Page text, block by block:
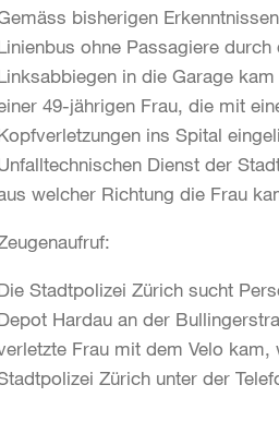
bisherigen
ohne Passagiere
in die Garage
49-jährigen Frau, die mit
ins Spital
Dienst der
welcher Richtung die Frau
Stadtpolizei Zürich sucht
Hardau an der
Frau mit dem Velo
Zürich unter der